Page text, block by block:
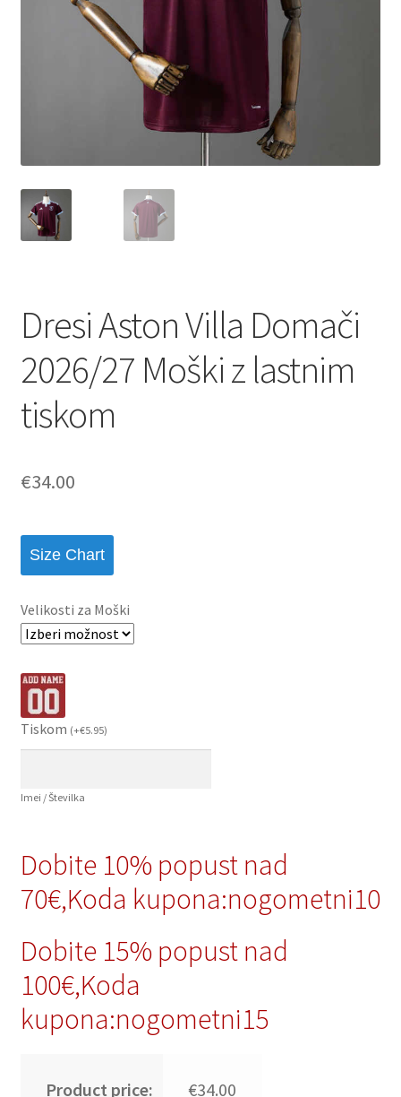
Dresi Aston Villa Domači
2026/27 Moški z lastnim
tiskom
€34.00
Size Chart
Velikosti za Moški
Tiskom (+€5.95)
Imei / Številka
Dobite 10% popust nad
70€,Koda kupona:nogometni10
Dobite 15% popust nad
100€,Koda
kupona:nogometni15
Product price: €34.00